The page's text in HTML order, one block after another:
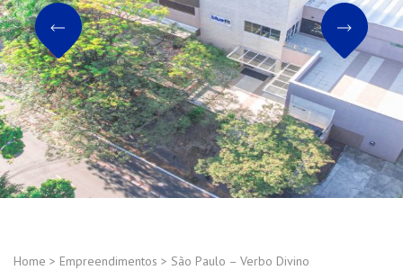
Previous Next
Home > Empreendimentos > São Paulo – Verbo Divino